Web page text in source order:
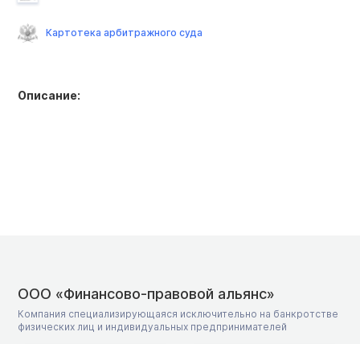
Описание:
Картотека арбитражного суда
ООО «Финансово-правовой альянс»
Компания специализирующаяся исключительно на банкротстве
физических лиц и индивидуальных предпринимателей